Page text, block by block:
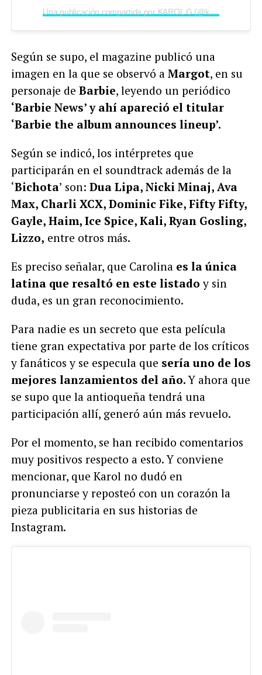
Una publicación compartida por KAROL G (@karolg)
Según se supo, el magazine publicó una
imagen en la que se observó a Margot, en su
personaje de Barbie, leyendo un periódico
‘Barbie News’ y ahí apareció el titular
‘Barbie the album announces lineup’.
Según se indicó, los intérpretes que
participarán en el soundtrack además de la
‘Bichota’ son: Dua Lipa, Nicki Minaj, Ava
Max, Charli XCX, Dominic Fike, Fifty Fifty,
Gayle, Haim, Ice Spice, Kali, Ryan Gosling,
Lizzo, entre otros más.
Es preciso señalar, que Carolina es la única
latina que resaltó en este listado y sin
duda, es un gran reconocimiento.
Para nadie es un secreto que esta película
tiene gran expectativa por parte de los críticos
y fanáticos y se especula que sería uno de los
mejores lanzamientos del año.Y ahora que
se supo que la antioqueña tendrá una
participación allí, generó aún más revuelo.
Por el momento, se han recibido comentarios
muy positivos respecto a esto. Y conviene
mencionar, que Karol no dudó en
pronunciarse y reposteó con un corazón la
pieza publicitaria en sus historias de
Instagram.